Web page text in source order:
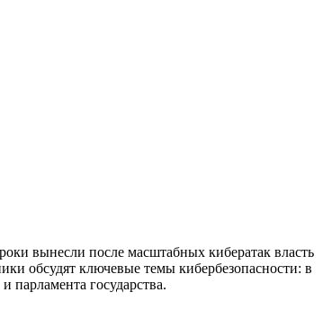
вынесли после масштабных кибератак власть
обсудят ключевые темы кибербезопасности: в
парламента государства.